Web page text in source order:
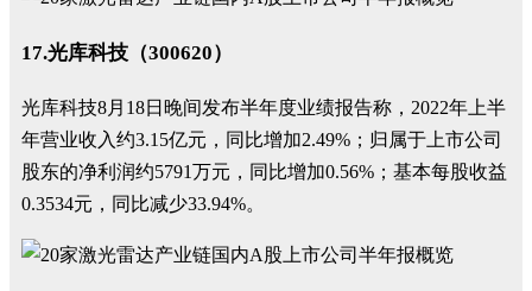
17.光库科技（300620）
光库科技8月18日晚间发布半年度业绩报告称，2022年上半
年营业收入约3.15亿元，同比增加2.49%；归属于上市公司
股东的净利润约5791万元，同比增加0.56%；基本每股收益
0.3534元，同比减少33.94%。